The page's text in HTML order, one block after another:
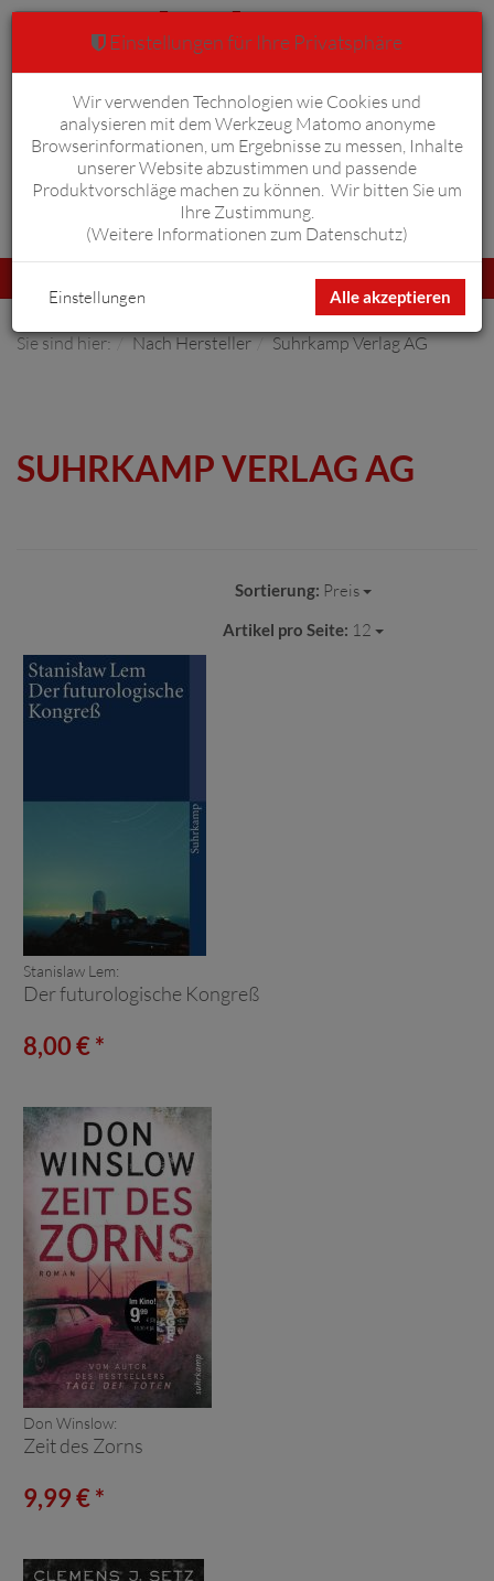
Anmelden Warenkorb 0
umschalten
Sie sind hier: Nach Hersteller Suhrkamp Verlag AG
SUHRKAMP VERLAG AG
Sortierung: Preis
Artikel pro Seite: 12
Stanislaw Lem:
Der futurologische Kongreß
8,00 € *
Don Winslow:
Zeit des Zorns
9,99 € *
Einstellungen für Ihre Privatsphäre
Wir verwenden Technologien wie Cookies und
analysieren mit dem Werkzeug Matomo anonyme
Browserinformationen, um Ergebnisse zu messen, Inhalte
unserer Website abzustimmen und passende
Produktvorschläge machen zu können. Wir bitten Sie um
Ihre Zustimmung.
(Weitere Informationen zum Datenschutz)
Alle akzeptieren
Einstellungen